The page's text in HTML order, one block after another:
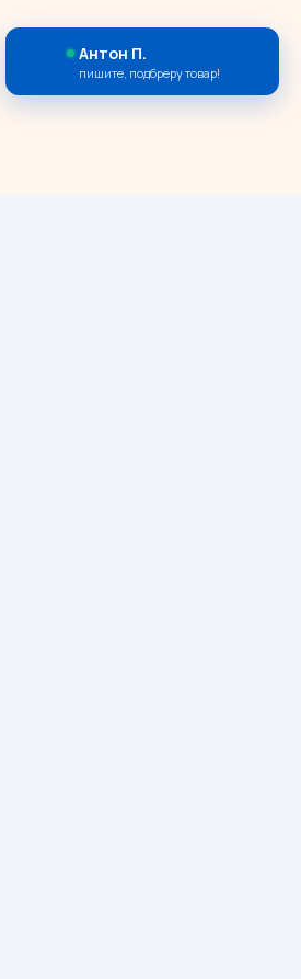
Антон П.
пишите, подбреру товар!